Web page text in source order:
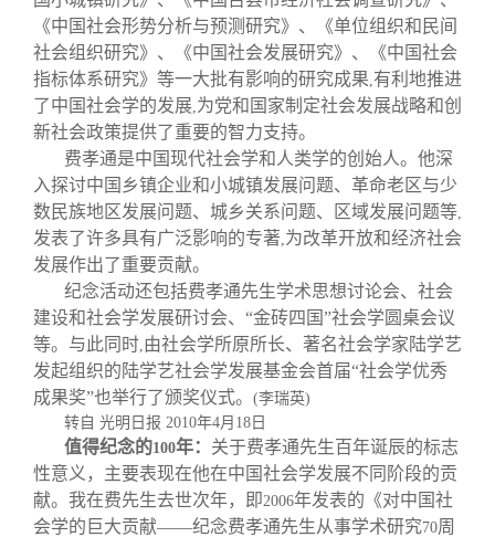
校友讲坛
校友视界
实用信息
总会章程
理事会名单
制度法规
联系我们
《中国社会形势分析与预测研究》、《单位组织和民间
社会组织研究》、《中国社会发展研究》、《中国社会
指标体系研究》等一大批有影响的研究成果,有利地推进
了中国社会学的发展,为党和国家制定社会发展战略和创
新社会政策提供了重要的智力支持。
费孝通是中国现代社会学和人类学的创始人。他深
入探讨中国乡镇企业和小城镇发展问题、革命老区与少
数民族地区发展问题、城乡关系问题、区域发展问题等,
发表了许多具有广泛影响的专著,为改革开放和经济社会
发展作出了重要贡献。
纪念活动还包括费孝通先生学术思想讨论会、社会
建设和社会学发展研讨会、“金砖四国”社会学圆桌会议
等。与此同时,由社会学所原所长、著名社会学家陆学艺
发起组织的陆学艺社会学发展基金会首届“社会学优秀
成果奖”也举行了颁奖仪式。 (李瑞英)
转自 光明日报 2010年4月 18 日
值得纪念的100年： 关于费孝通先生百年诞辰的标志
性意义，主要表现在他在中国社会学发展不同阶段的贡
献。我在费先生去世次年，即2006年发表的《对中国社
会学的巨大贡献——纪念费孝通先生从事学术研究70周